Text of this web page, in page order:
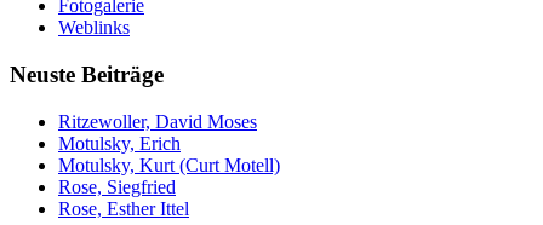
Fotogalerie
Weblinks
Neuste Beiträge
Ritzewoller, David Moses
Motulsky, Erich
Motulsky, Kurt (Curt Motell)
Rose, Siegfried
Rose, Esther Ittel